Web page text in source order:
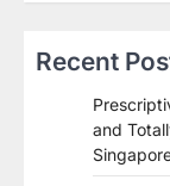
Recent
and